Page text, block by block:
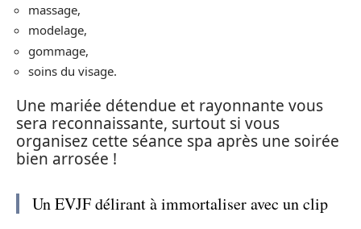
massage,
modelage,
gommage,
soins du visage.
Une mariée détendue et rayonnante vous
sera reconnaissante, surtout si vous
organisez cette séance spa après une soirée
bien arrosée !
Un EVJF délirant à immortaliser avec un clip